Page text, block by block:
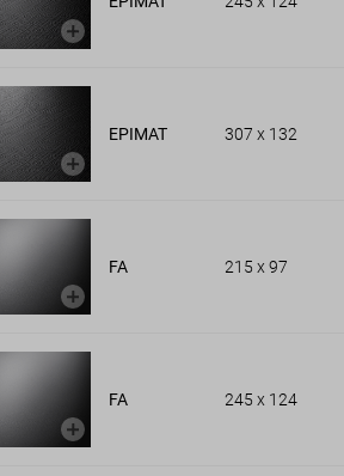
EPIMAT 307 x 132
FA 215 x 97
FA 245 x 124